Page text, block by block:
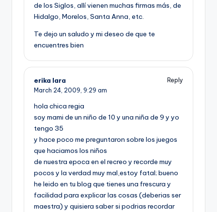
de los Siglos, allí­ vienen muchas firmas más, de
Hidalgo, Morelos, Santa Anna, etc.
Te dejo un saludo y mi deseo de que te
encuentres bien
erika lara
Reply
March 24, 2009, 9:29 am
hola chica regia
soy mami de un niño de 10 y una niña de 9 y yo
tengo 35
y hace poco me preguntaron sobre los juegos
que haciamos los niños
de nuestra epoca en el recreo y recorde muy
pocos y la verdad muy mal,estoy fatal; bueno
he leido en tu blog que tienes una frescura y
facilidad para explicar las cosas (deberias ser
maestra) y quisiera saber si podrias recordar